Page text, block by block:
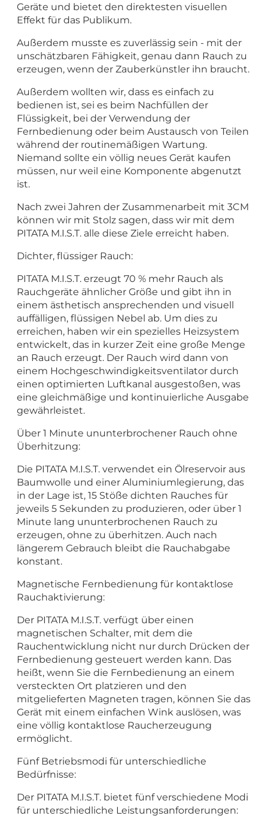
Geräte und bietet den direktesten visuellen
Effekt für das Publikum.
Außerdem musste es zuverlässig sein - mit der
unschätzbaren Fähigkeit, genau dann Rauch zu
erzeugen, wenn der Zauberkünstler ihn braucht.
Außerdem wollten wir, dass es einfach zu
bedienen ist, sei es beim Nachfüllen der
Flüssigkeit, bei der Verwendung der
Fernbedienung oder beim Austausch von Teilen
während der routinemäßigen Wartung.
Niemand sollte ein völlig neues Gerät kaufen
müssen, nur weil eine Komponente abgenutzt
ist.
Nach zwei Jahren der Zusammenarbeit mit 3CM
können wir mit Stolz sagen, dass wir mit dem
PITATA M.I.S.T. alle diese Ziele erreicht haben.
Dichter, flüssiger Rauch:
PITATA M.I.S.T. erzeugt 70 % mehr Rauch als
Rauchgeräte ähnlicher Größe und gibt ihn in
einem ästhetisch ansprechenden und visuell
auffälligen, flüssigen Nebel ab. Um dies zu
erreichen, haben wir ein spezielles Heizsystem
entwickelt, das in kurzer Zeit eine große Menge
an Rauch erzeugt. Der Rauch wird dann von
einem Hochgeschwindigkeitsventilator durch
einen optimierten Luftkanal ausgestoßen, was
eine gleichmäßige und kontinuierliche Ausgabe
gewährleistet.
Über 1 Minute ununterbrochener Rauch ohne
Überhitzung:
Die PITATA M.I.S.T. verwendet ein Ölreservoir aus
Baumwolle und einer Aluminiumlegierung, das
in der Lage ist, 15 Stöße dichten Rauches für
jeweils 5 Sekunden zu produzieren, oder über 1
Minute lang ununterbrochenen Rauch zu
erzeugen, ohne zu überhitzen. Auch nach
längerem Gebrauch bleibt die Rauchabgabe
konstant.
Magnetische Fernbedienung für kontaktlose
Rauchaktivierung:
Der PITATA M.I.S.T. verfügt über einen
magnetischen Schalter, mit dem die
Rauchentwicklung nicht nur durch Drücken der
Fernbedienung gesteuert werden kann. Das
heißt, wenn Sie die Fernbedienung an einem
versteckten Ort platzieren und den
mitgelieferten Magneten tragen, können Sie das
Gerät mit einem einfachen Wink auslösen, was
eine völlig kontaktlose Raucherzeugung
ermöglicht.
Fünf Betriebsmodi für unterschiedliche
Bedürfnisse:
Der PITATA M.I.S.T. bietet fünf verschiedene Modi
für unterschiedliche Leistungsanforderungen: